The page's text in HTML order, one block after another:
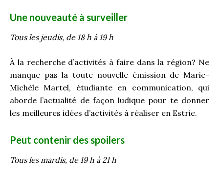
Une nouveauté à surveiller
Tous les jeudis, de 18 h à 19 h
À la recherche d’activités à faire dans la région? Ne
manque pas la toute nouvelle émission de Marie-
Michèle Martel, étudiante en communication, qui
aborde l’actualité de façon ludique pour te donner
les meilleures idées d’activités à réaliser en Estrie.
Peut contenir des spoilers
Tous les mardis, de 19 h à 21 h